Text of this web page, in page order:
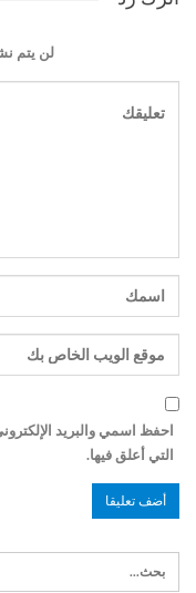
لن يتم
احفظ اسمي والبريد
التي أعلق فيها.